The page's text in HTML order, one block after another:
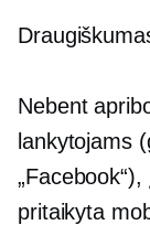
Nebent
lankytojams
pritaikyta